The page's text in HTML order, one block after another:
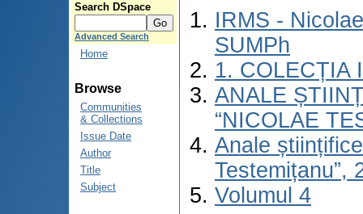
Search DSpace
Advanced Search
Home
Browse
Communities
& Collections
Issue Date
Author
Title
Subject
IRMS -
SUMPh
1. COLECȚIA
ANALE
“NICOLAE
Anale
Testemițanu”,
Volumul 4